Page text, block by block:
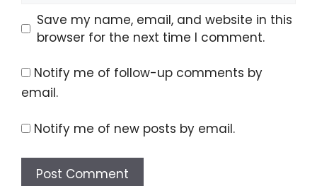
Save my name, email, and website in this
browser for the next time I comment.
Notify me of follow-up comments by
email.
Notify me of new posts by email.